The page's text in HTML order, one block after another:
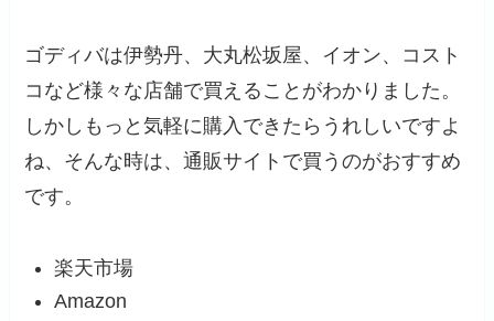
ゴディバは伊勢丹、大丸松坂屋、イオン、コスト
コなど様々な店舗で買えることがわかりました。
しかしもっと気軽に購入できたらうれしいですよ
ね、そんな時は、通販サイトで買うのがおすすめ
です。
楽天市場
Amazon